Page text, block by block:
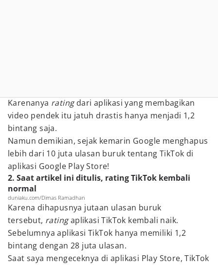
Karenanya ratingdari aplikasi yang membagikan
video pendek itu jatuh drastis hanya menjadi 1,2
bintang saja.
Namun demikian, sejak kemarin Google menghapus
lebih dari 10 juta ulasan buruk tentang TikTok di
aplikasi Google Play Store!
2. Saat artikel ini ditulis, rating TikTok kembali
normal
duniaku.com/Dimas Ramadhan
Karena dihapusnya jutaan ulasan buruk
tersebut, ratingaplikasi TikTok kembali naik.
Sebelumnya aplikasi TikTok hanya memiliki 1,2
bintang dengan 28 juta ulasan.
Saat saya mengeceknya di aplikasi Play Store, TikTok